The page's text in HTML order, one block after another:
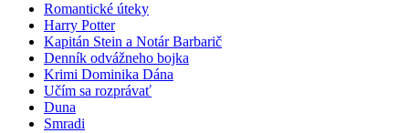
Romantické úteky
Harry Potter
Kapitán Stein a Notár Barbarič
Denník odvážneho bojka
Krimi Dominika Dána
Učím sa rozprávať
Duna
Smradi